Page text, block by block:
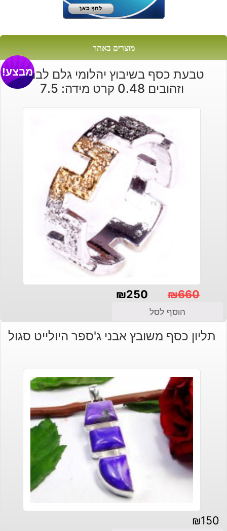
מוצרים באתר
טבעת כסף בשיבוץ יהלומי גלם לבנים
וזהובים 0.48 קרט מידה: 7.5
מבצע!
₪660
המקורי
היה:
₪250
הנוכחי
הוא:
הוסף לסל
תליון כסף משובץ אבני ג'ספר היולייט סגול
₪150